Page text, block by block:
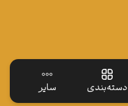
دسته‌بندی سایر